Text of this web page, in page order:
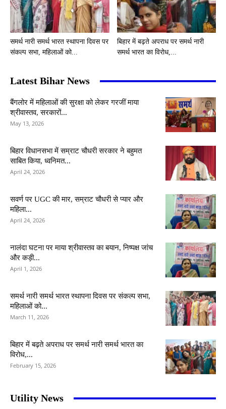
समर्थ नारी समर्थ भारत स्थापना दिवस पर
संकल्प सभा, महिलाओं को...
बिहार में बढ़ते अपराध पर समर्थ नारी
समर्थ भारत का विरोध,...
Latest Bihar News
बैंगलोर में महिलाओं की सुरक्षा को लेकर गरजीं माया
श्रीवास्तव, सरकारों...
May 13, 2026
बिहार विधानसभा में सम्राट चौधरी सरकार ने बहुमत
साबित किया, ध्वनिमत...
April 24, 2026
सवर्ण पर UGC की मार, सम्राट चौधरी से प्यार और
महिला...
April 24, 2026
नालंदा घटना पर माया श्रीवास्तव का बयान, निष्पक्ष जांच
और कड़ी...
April 1, 2026
समर्थ नारी समर्थ भारत स्थापना दिवस पर संकल्प सभा,
महिलाओं को...
March 11, 2026
बिहार में बढ़ते अपराध पर समर्थ नारी समर्थ भारत का
विरोध,...
February 15, 2026
Utility News